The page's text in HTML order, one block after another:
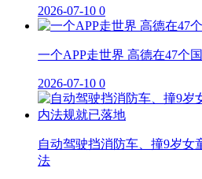
2026-07-10 0
一个APP走世界 高德在47个
2026-07-10 0
自动驾驶挡消防车、撞9岁女
法